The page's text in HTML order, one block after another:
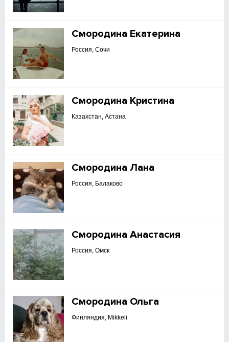
Смородина Екатерина
Россия, Сочи
Смородина Кристина
Казахстан, Астана
Смородина Лана
Россия, Балаково
Смородина Анастасия
Россия, Омск
Смородина Ольга
Финляндия, Mikkeli